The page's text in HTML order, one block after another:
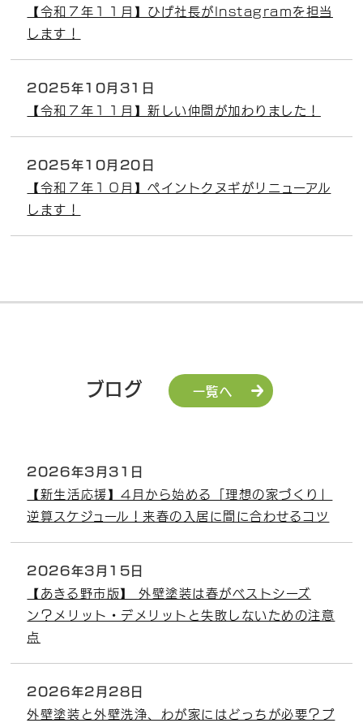
【令和７年１１月】ひげ社長がInstagramを担当
します！
2025年10月31日
【令和７年１１月】新しい仲間が加わりました！
2025年10月20日
【令和７年１０月】ペイントクヌギがリニューアル
します！
ブログ 一覧へ
2026年3月31日
【新生活応援】4月から始める「理想の家づくり」
逆算スケジュール！来春の入居に間に合わせるコツ
2026年3月15日
【あきる野市版】 外壁塗装は春がベストシーズ
ン？メリット・デメリットと失敗しないための注意
点
2026年2月28日
外壁塗装と外壁洗浄、わが家にはどっちが必要？プ